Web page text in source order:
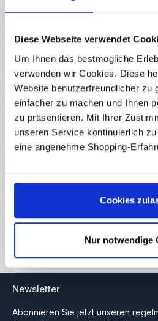
Diese Webseite verwendet
Um Ihnen das bestmögliche
verwenden wir Cookies. Diese
Website benutzerfreundlicher zu
einfacher zu machen und Ihnen
zu präsentieren. Mit Ihrer
unseren Service kontinuierlich
eine angenehme Shopping-
Cookies
Nur notwendige
Produktgalerie überspringen
Ähnliche Produkte
Seiten eignen sich Ideal für Ihren
so zum Beispiel eine individuelle
sind Ihren Projekt-Ideen keine
Doppelseitige Kontakte Rastermaß:
8cm Dicke: 1.6mm Lieferumfang 5x Doppelseitige
Sofort
Inhalt:5 Stück(0,95
Regulärer
Ab4,75 €
Newsletter
Abonnieren Sie jetzt unseren